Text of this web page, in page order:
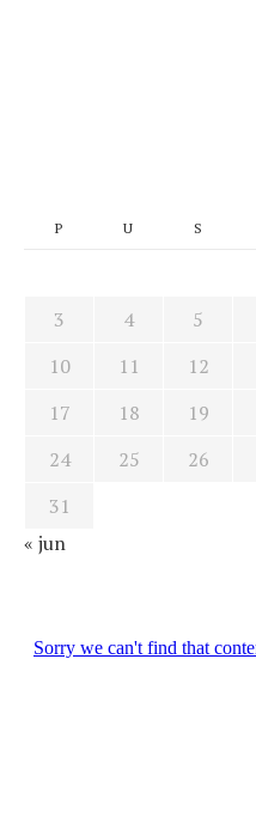
P U S
3
4 5
10
11 12
17
18 19
24
25 26
31
« jun